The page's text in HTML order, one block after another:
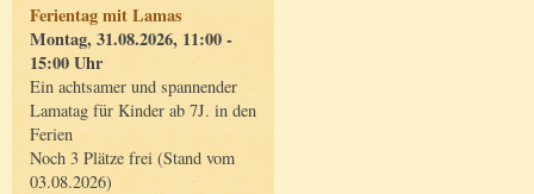
Ferientag mit Lamas
Montag, 31.08.2026, 11:00 -
15:00 Uhr
Ein achtsamer und spannender
Lamatag für Kinder ab 7J. in den
Ferien
Noch 3 Plätze frei (Stand vom
03.08.2026)